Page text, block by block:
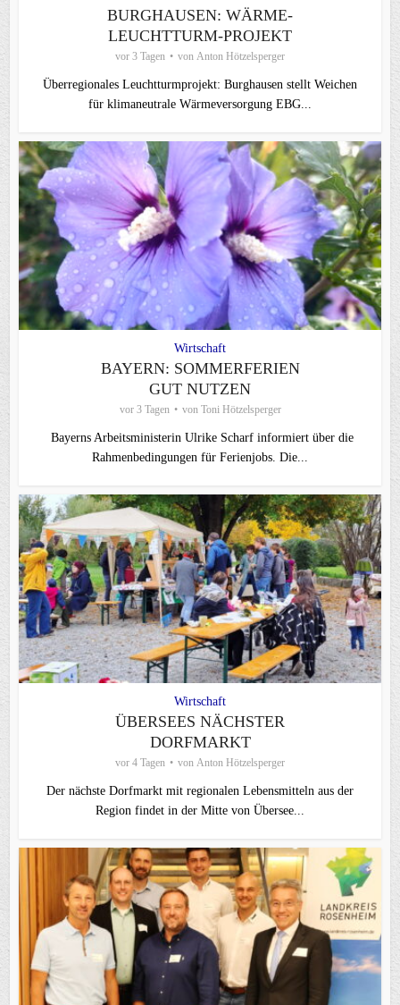
BURGHAUSEN: WÄRME-
LEUCHTTURM-PROJEKT
vor 3 Tagen von Anton Hötzelsperger
Überregionales Leuchtturmprojekt: Burghausen stellt Weichen
für klimaneutrale Wärmeversorgung EBG...
Wirtschaft
BAYERN: SOMMERFERIEN
GUT NUTZEN
vor 3 Tagen von Toni Hötzelsperger
Bayerns Arbeitsministerin Ulrike Scharf informiert über die
Rahmenbedingungen für Ferienjobs. Die...
Wirtschaft
ÜBERSEES NÄCHSTER
DORFMARKT
vor 4 Tagen von Anton Hötzelsperger
Der nächste Dorfmarkt mit regionalen Lebensmitteln aus der
Region findet in der Mitte von Übersee...